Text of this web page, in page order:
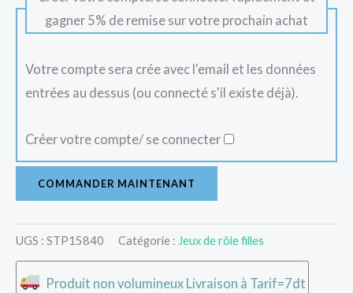
gagner 5% de remise sur votre prochain achat
Votre compte sera crée avec l'email et les données
entrées au dessus (ou connecté s'il existe déjà).
Créer votre compte/ se connecter
COMMANDER MAINTENANT
UGS : STP15840 Catégorie : Jeux de rôle filles
Produit non volumineux Livraison à Tarif=7dt